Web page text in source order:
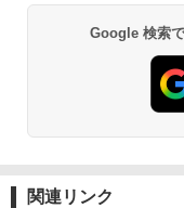
Google 検索
関連リンク